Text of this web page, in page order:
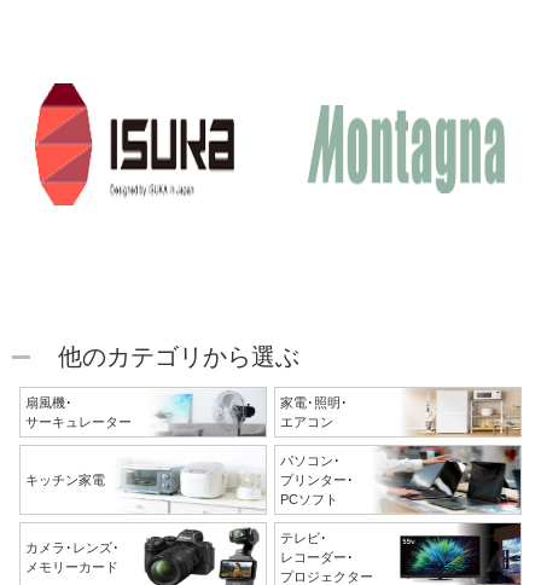
他のカテゴリから選ぶ
扇風機･
サーキュレーター
家電･照明･
エアコン
キッチン家電
パソコン･
プリンター･
PCソフト
カメラ･レンズ･
メモリーカード
テレビ･
レコーダー･
プロジェクター